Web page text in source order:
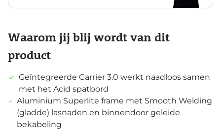
Waarom jij blij wordt van dit
product
Geïntegreerde Carrier 3.0 werkt naadloos samen
met het Acid spatbord
Aluminium Superlite frame met Smooth Welding
(gladde) lasnaden en binnendoor geleide
bekabeling